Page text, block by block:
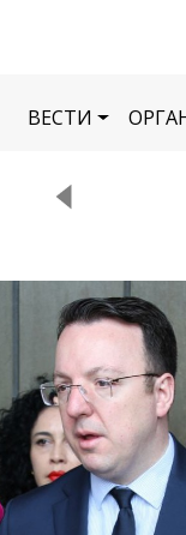
ВЕСТИ